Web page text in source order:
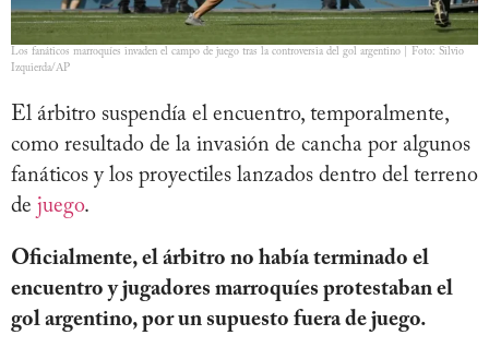
Los fanáticos marroquíes invaden el campo de juego tras la controversia del gol argentino | Foto: Silvio
Izquierda/AP
El árbitro suspendía el encuentro, temporalmente,
como resultado de la invasión de cancha por algunos
fanáticos y los proyectiles lanzados dentro del terreno
de juego.
Oficialmente, el árbitro no había terminado el
encuentro y jugadores marroquíes protestaban el
gol argentino, por un supuesto fuera de juego.